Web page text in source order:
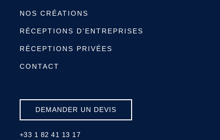
NOS CRÉATIONS
RÉCEPTIONS D’ENTREPRISES
RÉCEPTIONS PRIVÉES
CONTACT
DEMANDER UN DEVIS
+33 1 82 41 13 17